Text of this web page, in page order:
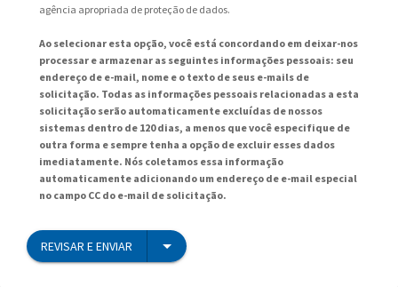
agência apropriada de proteção de dados.
Ao selecionar esta opção, você está concordando em deixar-nos
processar e armazenar as seguintes informações pessoais: seu
endereço de e-mail, nome e o texto de seus e-mails de
solicitação. Todas as informações pessoais relacionadas a esta
solicitação serão automaticamente excluídas de nossos
sistemas dentro de 120 dias, a menos que você especifique de
outra forma e sempre tenha a opção de excluir esses dados
imediatamente. Nós coletamos essa informação
automaticamente adicionando um endereço de e-mail especial
no campo CC do e-mail de solicitação.
REVISAR E ENVIAR